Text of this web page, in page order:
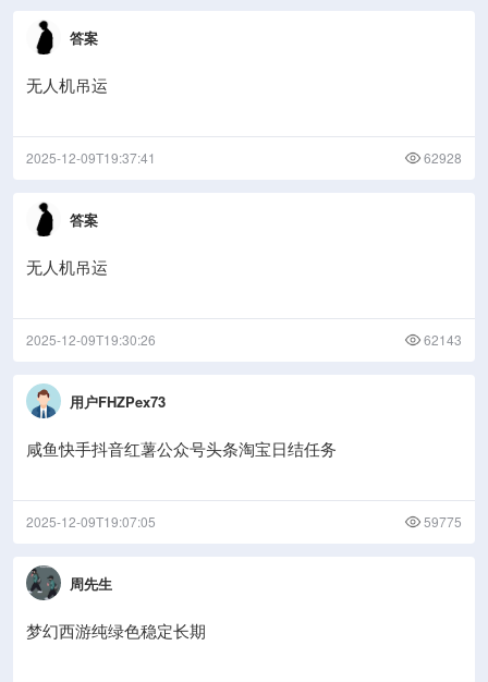
答案
无人机吊运
2025-12-09T19:37:41 62928
答案
无人机吊运
2025-12-09T19:30:26 62143
用户FHZPex73
咸鱼快手抖音红薯公众号头条淘宝日结任务
2025-12-09T19:07:05 59775
周先生
梦幻西游纯绿色稳定长期